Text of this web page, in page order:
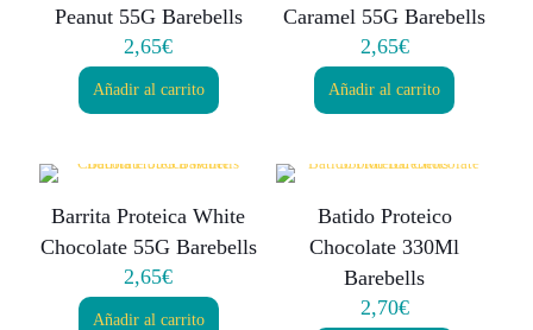
Peanut 55G Barebells
2,65€
Añadir al carrito
Caramel 55G Barebells
2,65€
Añadir al carrito
Barrita Proteica White
Chocolate 55G Barebells
2,65€
Añadir al carrito
Batido Proteico
Chocolate 330Ml
Barebells
2,70€